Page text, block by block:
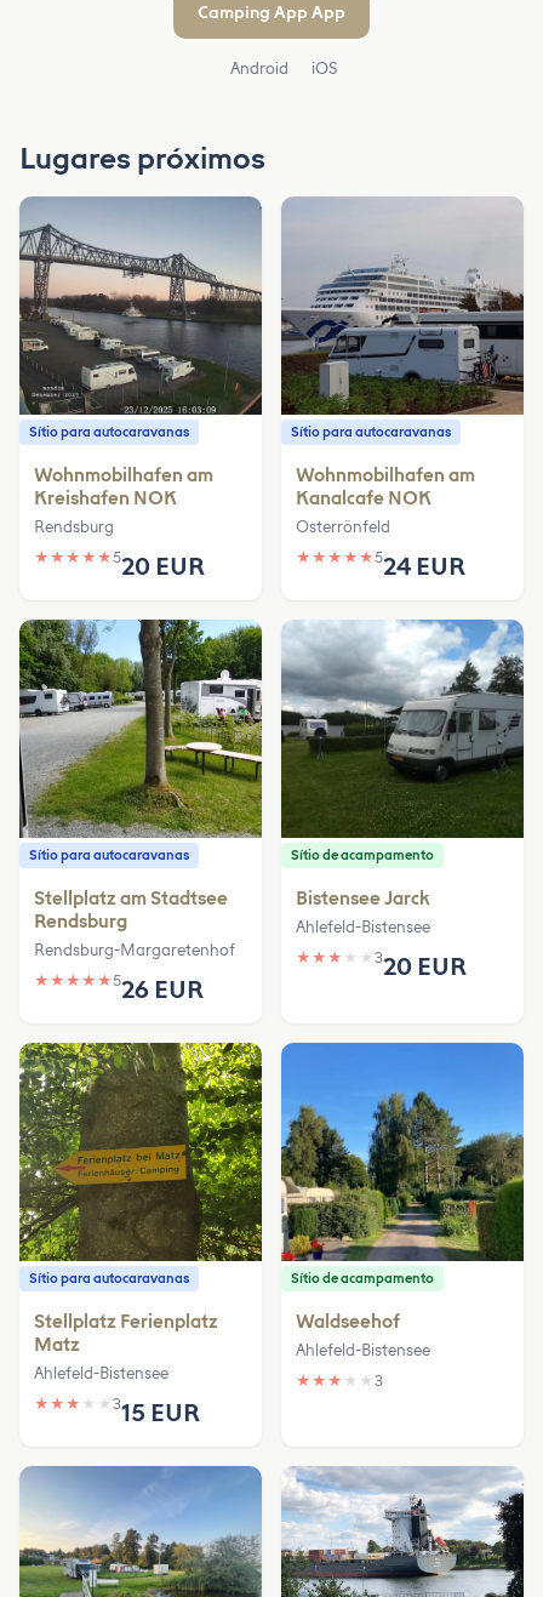
Camping App App
Android iOS
Lugares próximos
Sítio para autocaravanas
Wohnmobilhafen am
Kreishafen NOK
Rendsburg
★ ★ ★ ★ ★520 EUR
Sítio para autocaravanas
Wohnmobilhafen am
Kanalcafe NOK
Osterrönfeld
★ ★ ★ ★ ★524 EUR
Sítio para autocaravanas
Stellplatz am Stadtsee
Rendsburg
Rendsburg-Margaretenhof
★ ★ ★ ★ ★526 EUR
Sítio de acampamento
Bistensee Jarck
Ahlefeld-Bistensee
★ ★ ★ ★ ★ 320 EUR
Sítio para autocaravanas
Stellplatz Ferienplatz
Matz
Ahlefeld-Bistensee
★ ★ ★ ★ ★ 315 EUR
Sítio de acampamento
Waldseehof
Ahlefeld-Bistensee
★ ★ ★ ★ ★ 3